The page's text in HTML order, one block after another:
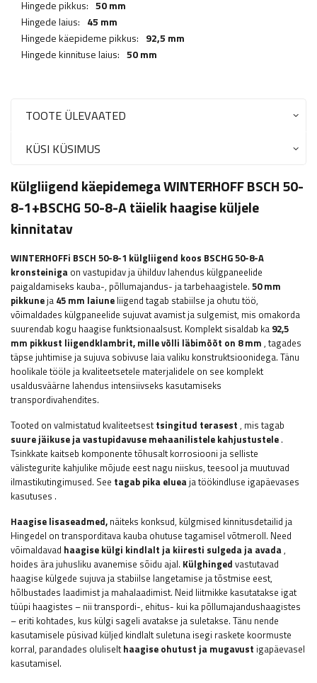
Hingede pikkus: 50 mm
Hingede laius: 45 mm
Hingede käepideme pikkus: 92,5 mm
Hingede kinnituse laius: 50 mm
TOOTE ÜLEVAATED
KÜSI KÜSIMUS
Külgliigend käepidemega WINTERHOFF BSCH 50-
8-1+BSCHG 50-8-A täielik haagise küljele
kinnitatav
WINTERHOFFi BSCH 50-8-1 külgliigend koos BSCHG 50-8-A
kronsteiniga on vastupidav ja ühilduv lahendus külgpaneelide
paigaldamiseks kauba-, põllumajandus- ja tarbehaagistele. 50 mm
pikkuneja 45 mm laiune liigend tagab stabiilse ja ohutu töö,
võimaldades külgpaneelide sujuvat avamist ja sulgemist, mis omakorda
suurendab kogu haagise funktsionaalsust. Komplekt sisaldab ka 92,5
mm pikkust liigendklambrit, mille võlli läbimõõt on 8 mm , tagades
täpse juhtimise ja sujuva sobivuse laia valiku konstruktsioonidega. Tänu
hoolikale tööle ja kvaliteetsetele materjalidele on see komplekt
usaldusväärne lahendus intensiivseks kasutamiseks
transpordivahendites.
Tooted on valmistatud kvaliteetsest tsingitud terasest , mis tagab
suure jäikuse ja vastupidavuse mehaanilistele kahjustustele .
Tsinkkate kaitseb komponente tõhusalt korrosiooni ja selliste
välistegurite kahjulike mõjude eest nagu niiskus, teesool ja muutuvad
ilmastikutingimused. See tagab pika elueaja töökindluse igapäevases
kasutuses .
Haagise lisaseadmed, näiteks konksud, külgmised kinnitusdetailid ja
Hingedel on transporditava kauba ohutuse tagamisel võtmeroll. Need
võimaldavad haagise külgi kindlalt ja kiiresti sulgeda ja avada,
hoides ära juhusliku avanemise sõidu ajal. Külghinged vastutavad
haagise külgede sujuva ja stabiilse langetamise ja tõstmise eest,
hõlbustades laadimist ja mahalaadimist. Neid liitmikke kasutatakse igat
tüüpi haagistes – nii transpordi-, ehitus- kui ka põllumajandushaagistes
– eriti kohtades, kus külgi sageli avatakse ja suletakse. Tänu nende
kasutamisele püsivad küljed kindlalt suletuna isegi raskete koormuste
korral, parandades oluliselthaagise ohutust ja mugavust igapäevasel
kasutamisel.